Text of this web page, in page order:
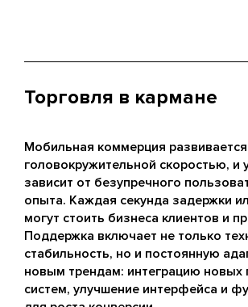
Торговля в кармане
Мобильная коммерция
головокружительной скоростью, и
зависит от безупречного
опыта. Каждая секунда задержки
могут стоить бизнеса клиентов и
Поддержка включает не только
стабильность, но и постоянную
новым трендам: интеграцию новых
систем, улучшение интерфейса и